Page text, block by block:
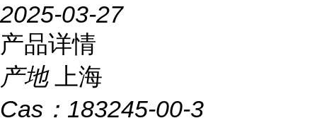
2025-03-27
产品详情
产地
上海
Cas： 183245-00-3